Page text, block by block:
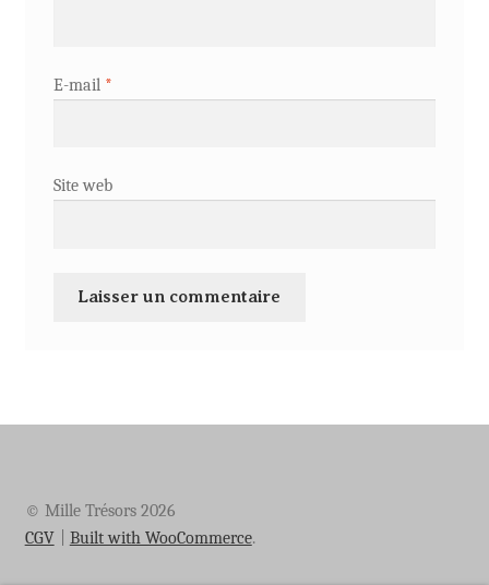
E-mail *
Site web
© Mille Trésors 2026
CGV
Built with WooCommerce.